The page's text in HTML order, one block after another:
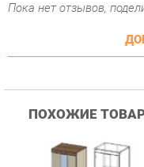
Гостиная Стиль
Атлантида-2 Венге-дуб